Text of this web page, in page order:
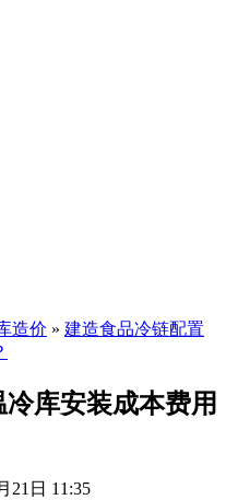
造价 » 建造食品冷链配置
库安装成本费用
21日 11:35